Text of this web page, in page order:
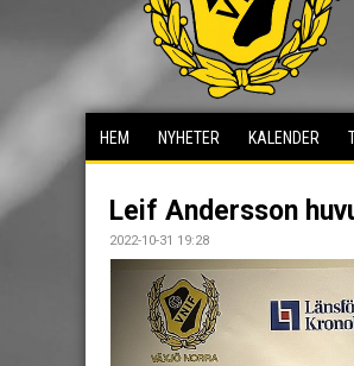
HEM NYHETER KALENDER
Leif Andersson
2022-10-31 19:28